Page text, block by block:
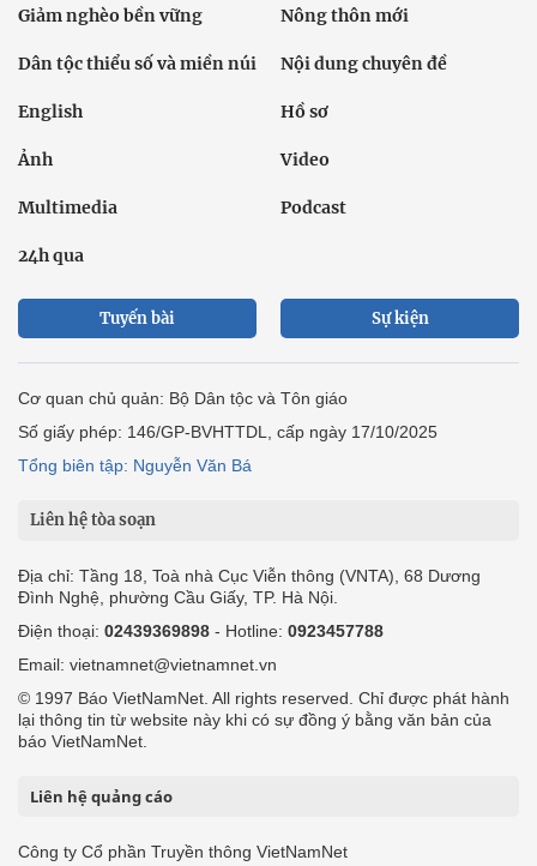
Giảm nghèo bền vững Nông thôn mới
Dân tộc thiểu số và miền núi Nội dung chuyên đề
English Hồ sơ
Ảnh Video
Multimedia Podcast
24h qua
Tuyến bài Sự kiện
Cơ quan chủ quản: Bộ Dân tộc và Tôn giáo
Số giấy phép: 146/GP-BVHTTDL, cấp ngày 17/10/2025
Tổng biên tập: Nguyễn Văn Bá
Liên hệ tòa soạn
Địa chỉ: Tầng 18, Toà nhà Cục Viễn thông (VNTA), 68 Dương
Đình Nghệ, phường Cầu Giấy, TP. Hà Nội.
Điện thoại: 02439369898 - Hotline: 0923457788
Email: vietnamnet@vietnamnet.vn
© 1997 Báo VietNamNet. All rights reserved. Chỉ được phát hành
lại thông tin từ website này khi có sự đồng ý bằng văn bản của
báo VietNamNet.
Liên hệ quảng cáo
Công ty Cổ phần Truyền thông VietNamNet